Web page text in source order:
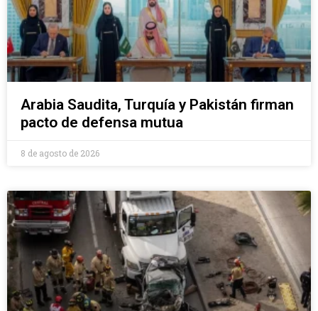
Arabia Saudita, Turquía y Pakistán firman
pacto de defensa mutua
8 de agosto de 2026